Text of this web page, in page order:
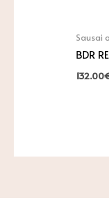
Sausai
BDR
132.00